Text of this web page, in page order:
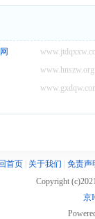
首页| 关于我们
免责声
Copyright
京